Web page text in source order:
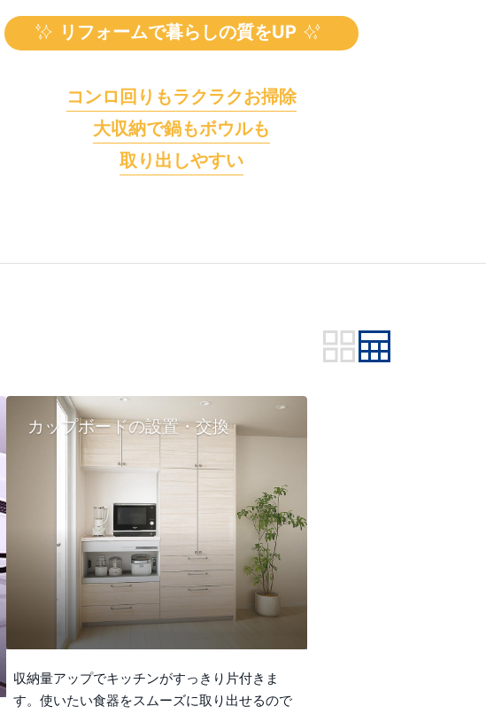
リフォームで暮らしの質をUP
コンロ回りもラクラクお掃除
大収納で鍋もボウルも
取り出しやすい
カップボードの設置・交換
収納量アップでキッチンがすっきり片付きま
す。使いたい食器をスムーズに取り出せるので